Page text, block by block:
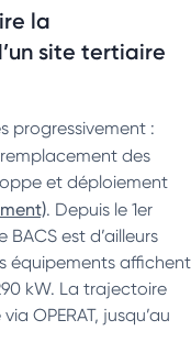
la
site tertiaire
progressivement :
des
et déploiement
. Depuis le 1er
BACS est d’ailleurs
équipements affichent
kW. La trajectoire
OPERAT, jusqu’au